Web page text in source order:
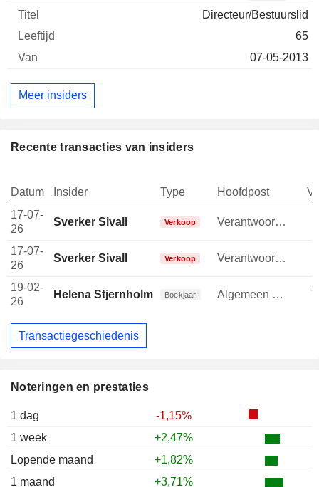
Noteringen en prestaties
1 dag
-1,15%
1 week
+2,47%
Lopende maand
+1,82%
1 maand
+3,71%
Directeur/Bestuurslid
65
07-05-2013
Meer insiders
Recente transacties van insiders
Datum Insider Type Hoofdpost
17-07-
26
Sverker Sivall Verkoop Verantwoordelijke voor beleggersrelaties
17-07-
26
Sverker Sivall Verkoop Verantwoordelijke voor beleggersrelaties
19-02-
26
Helena Stjernholm Boekjaar Algemeen directeur
Transactiegeschiedenis